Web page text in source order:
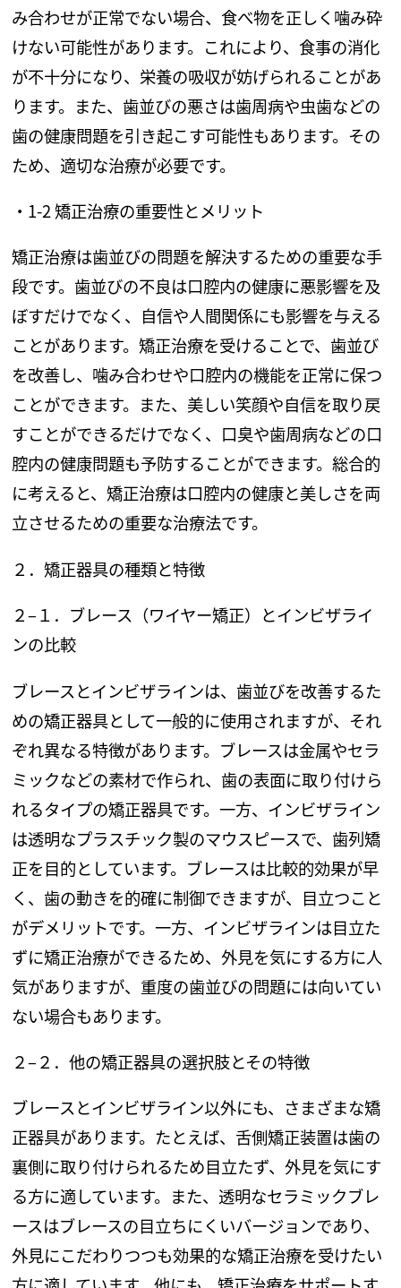
み合わせが正常でない場合、食べ物を正しく噛み砕
けない可能性があります。これにより、食事の消化
が不十分になり、栄養の吸収が妨げられることがあ
ります。また、歯並びの悪さは歯周病や虫歯などの
歯の健康問題を引き起こす可能性もあります。その
ため、適切な治療が必要です。
・ 1-2矯正治療の重要性とメリット
矯正治療は歯並びの問題を解決するための重要な手
段です。歯並びの不良は口腔内の健康に悪影響を及
ぼすだけでなく、自信や人間関係にも影響を与える
ことがあります。矯正治療を受けることで、歯並び
を改善し、噛み合わせや口腔内の機能を正常に保つ
ことができます。また、美しい笑顔や自信を取り戻
すことができるだけでなく、口臭や歯周病などの口
腔内の健康問題も予防することができます。総合的
に考えると、矯正治療は口腔内の健康と美しさを両
立させるための重要な治療法です。
２．矯正器具の種類と特徴
２–１．ブレース（ワイヤー矯正）とインビザライ
ンの比較
ブレースとインビザラインは、歯並びを改善するた
めの矯正器具として一般的に使用されますが、それ
ぞれ異なる特徴があります。ブレースは金属やセラ
ミックなどの素材で作られ、歯の表面に取り付けら
れるタイプの矯正器具です。一方、インビザライン
は透明なプラスチック製のマウスピースで、歯列矯
正を目的としています。ブレースは比較的効果が早
く、歯の動きを的確に制御できますが、目立つこと
がデメリットです。一方、インビザラインは目立た
ずに矯正治療ができるため、外見を気にする方に人
気がありますが、重度の歯並びの問題には向いてい
ない場合もあります。
２–２．他の矯正器具の選択肢とその特徴
ブレースとインビザライン以外にも、さまざまな矯
正器具があります。たとえば、舌側矯正装置は歯の
裏側に取り付けられるため目立たず、外見を気にす
る方に適しています。また、透明なセラミックブレ
ースはブレースの目立ちにくいバージョンであり、
外見にこだわりつつも効果的な矯正治療を受けたい